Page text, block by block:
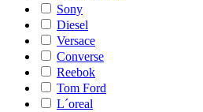
Sony
Diesel
Versace
Converse
Reebok
Tom Ford
L´oreal